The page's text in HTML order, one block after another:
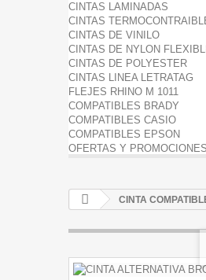
CINTAS LAMINADAS
CINTAS
CINTAS DE VINILO
CINTAS DE NYLON
CINTAS DE POLYESTER
CINTAS LINEA LETRATAG
FLEJES RHINO M 1011
COMPATIBLES BRADY
COMPATIBLES CASIO
COMPATIBLES EPSON
OFERTAS Y PROMOCIONES
CINTA